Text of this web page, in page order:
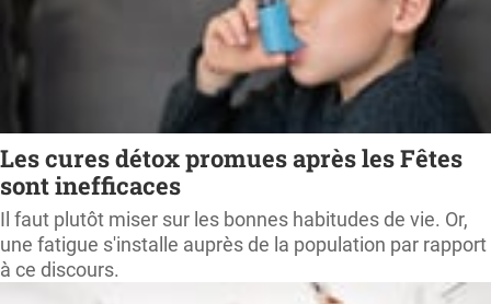
Les cures détox promues après les Fêtes
sont inefficaces
Il faut plutôt miser sur les bonnes habitudes de vie. Or,
une fatigue s'installe auprès de la population par rapport
à ce discours.